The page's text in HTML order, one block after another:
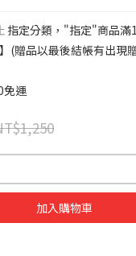
指定分類，"指定"商品滿
(贈品以最後結帳有出現
免運
加入購物車